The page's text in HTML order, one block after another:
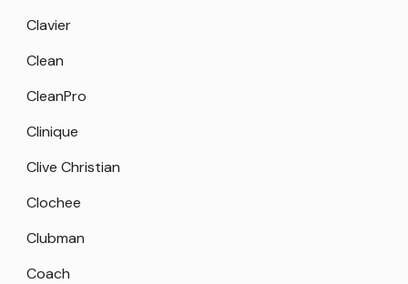
Clavier
Clean
CleanPro
Clinique
Clive Christian
Clochee
Clubman
Coach